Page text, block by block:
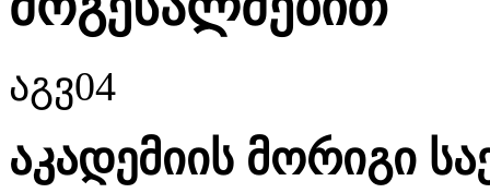
აგვ04
აკადემიის მორიგი